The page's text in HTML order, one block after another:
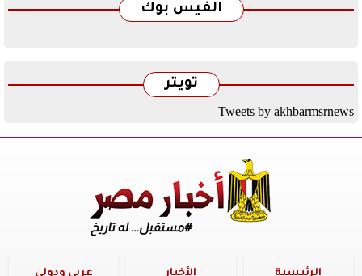
الفيس بوك
تويتر
Tweets by akhbarmsrnews
الرئيسية الأخبار عربي ودولي